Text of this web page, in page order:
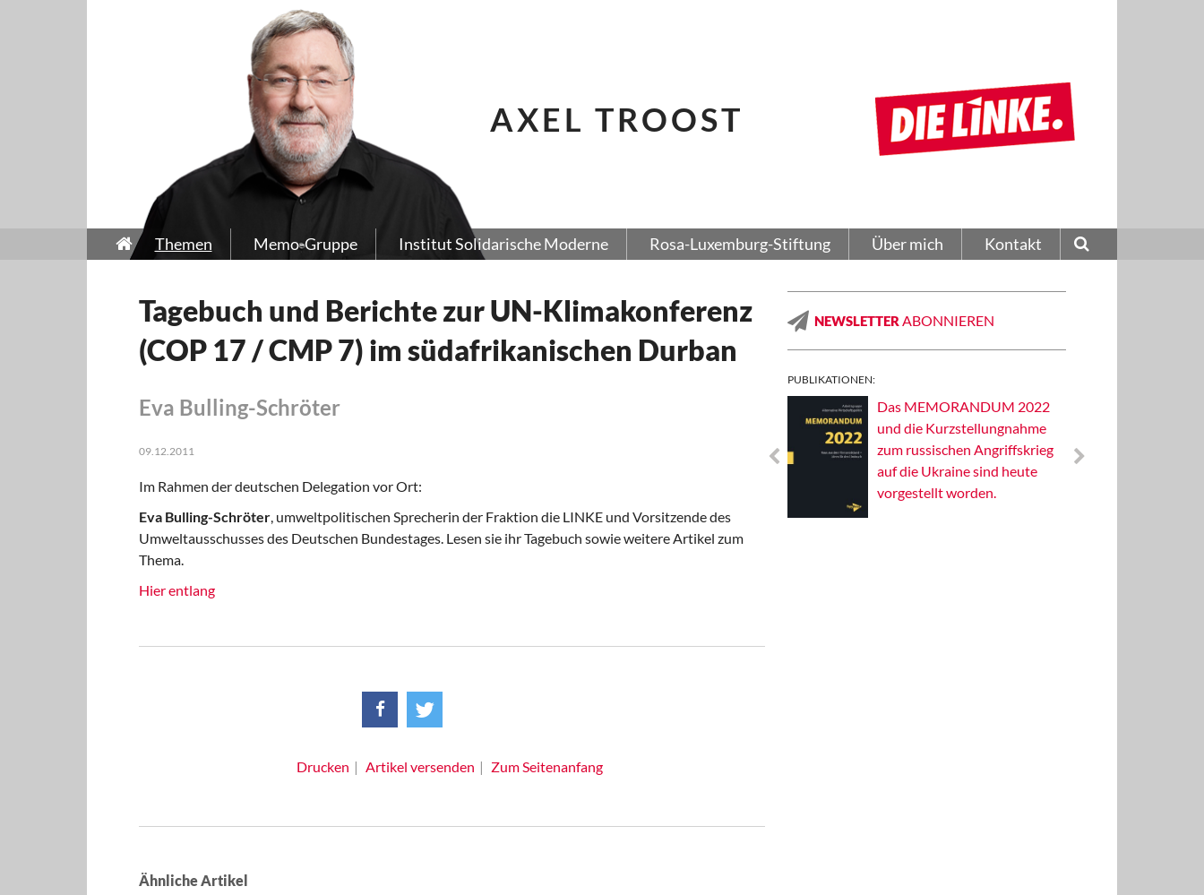
AXEL TROOST
Themen Memo-Gruppe Institut Solidarische Moderne Rosa-Luxemburg-Stiftung Über mich Kontakt
Tagebuch und Berichte zur UN-Klimakonferenz
(COP 17 / CMP 7) im südafrikanischen Durban
Eva Bulling-Schröter
09.12.2011
Im Rahmen der deutschen Delegation vor Ort:
Eva Bulling-Schröter, umweltpolitischen Sprecherin der Fraktion die LINKE und Vorsitzende des
Umweltausschusses des Deutschen Bundestages. Lesen sie ihr Tagebuch sowie weitere Artikel zum
Thema.
Hier entlang
Drucken Artikel versenden Zum Seitenanfang
Ähnliche Artikel
NEWSLETTER ABONNIEREN
PUBLIKATIONEN:
Das MEMORANDUM 2022
und die Kurzstellungnahme
zum russischen Angriffskrieg
auf die Ukraine sind heute
vorgestellt worden.